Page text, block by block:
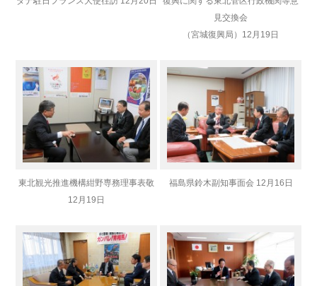
見交換会
（宮城復興局） 12月19日
東北観光推進機構紺野専務理事表敬
12月19日
福島県鈴木副知事面会 12月16日